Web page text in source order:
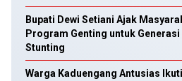
Bupati Dewi Setiani Ajak
Program Genting untuk Generasi
Stunting
Warga Kaduengang Antusias